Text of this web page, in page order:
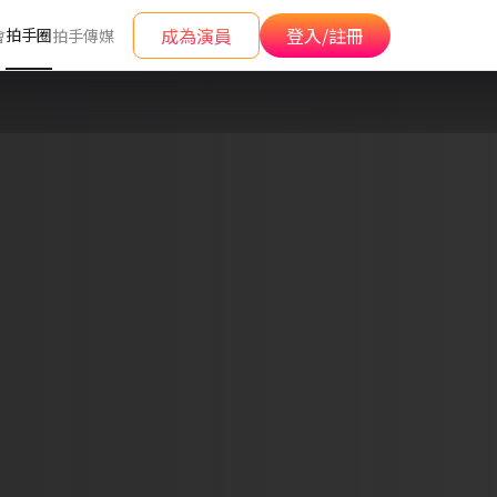
拍手圈拍手傳媒 成為演員 登入/註冊